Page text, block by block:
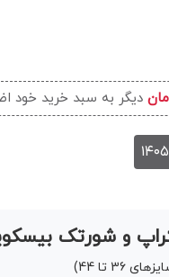
دیگر به سبد خرید خود
و شورتک
36 تا 44)